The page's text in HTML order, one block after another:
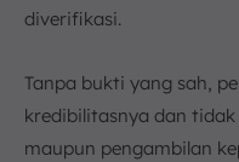
diverifikasi.
Tanpa bukti yang sah,
kredibilitasnya dan
maupun pengambilan